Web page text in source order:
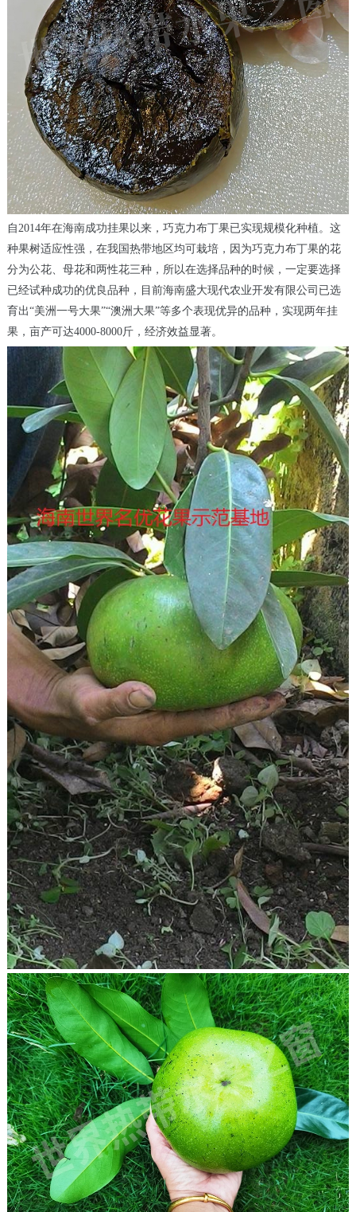
自2014年在海南成功挂果以来，巧克力布丁果已实现规模化种植。这
种果树适应性强，在我国热带地区均可栽培，因为巧克力布丁果的花
分为公花、母花和两性花三种，所以在选择品种的时候，一定要选择
已经试种成功的优良品种，目前海南盛大现代农业开发有限公司已选
育出“美洲一号大果”“澳洲大果”等多个表现优异的品种，实现两年挂
果，亩产可达4000-8000斤，经济效益显著。